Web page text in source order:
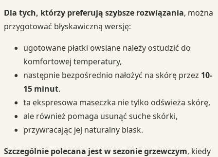
Dla tych, którzy preferują szybsze rozwiązania, można
przygotować błyskawiczną wersję:
ugotowane płatki owsiane należy ostudzić do
komfortowej temperatury,
następnie bezpośrednio nałożyć na skórę przez 10-
15 minut.
ta ekspresowa maseczka nie tylko odświeża skórę,
ale również pomaga usunąć suche skórki,
przywracając jej naturalny blask.
Szczególnie polecana jest w sezonie grzewczym, kiedy